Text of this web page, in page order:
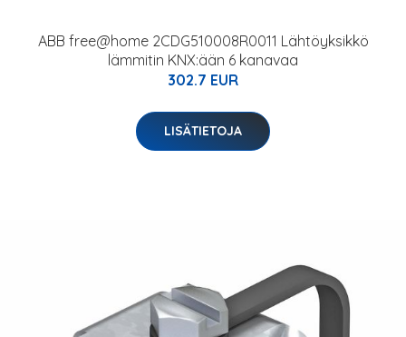
ABB free@home 2CDG510008R0011 Lähtöyksikkö
lämmitin KNX:ään 6 kanavaa
302.7 EUR
LISÄTIETOJA